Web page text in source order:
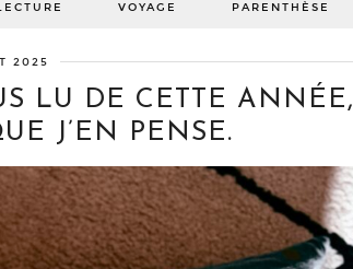
VOYAGE PARENTHÈSE
2025
LU DE CETTE ANNÉE,
J’EN PENSE.